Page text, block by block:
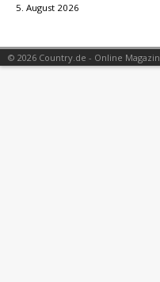
5. August 2026
© 2026 Country.de - Online Magazin